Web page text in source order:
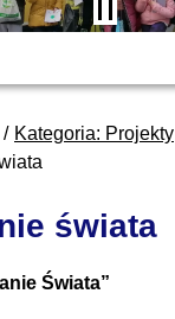
Kategoria: Projekty
świata
Świata”